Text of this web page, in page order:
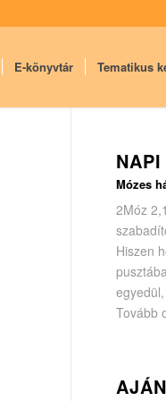
E-könyvtár Tematikus
Mózes
2Móz
Hiszen
Tovább